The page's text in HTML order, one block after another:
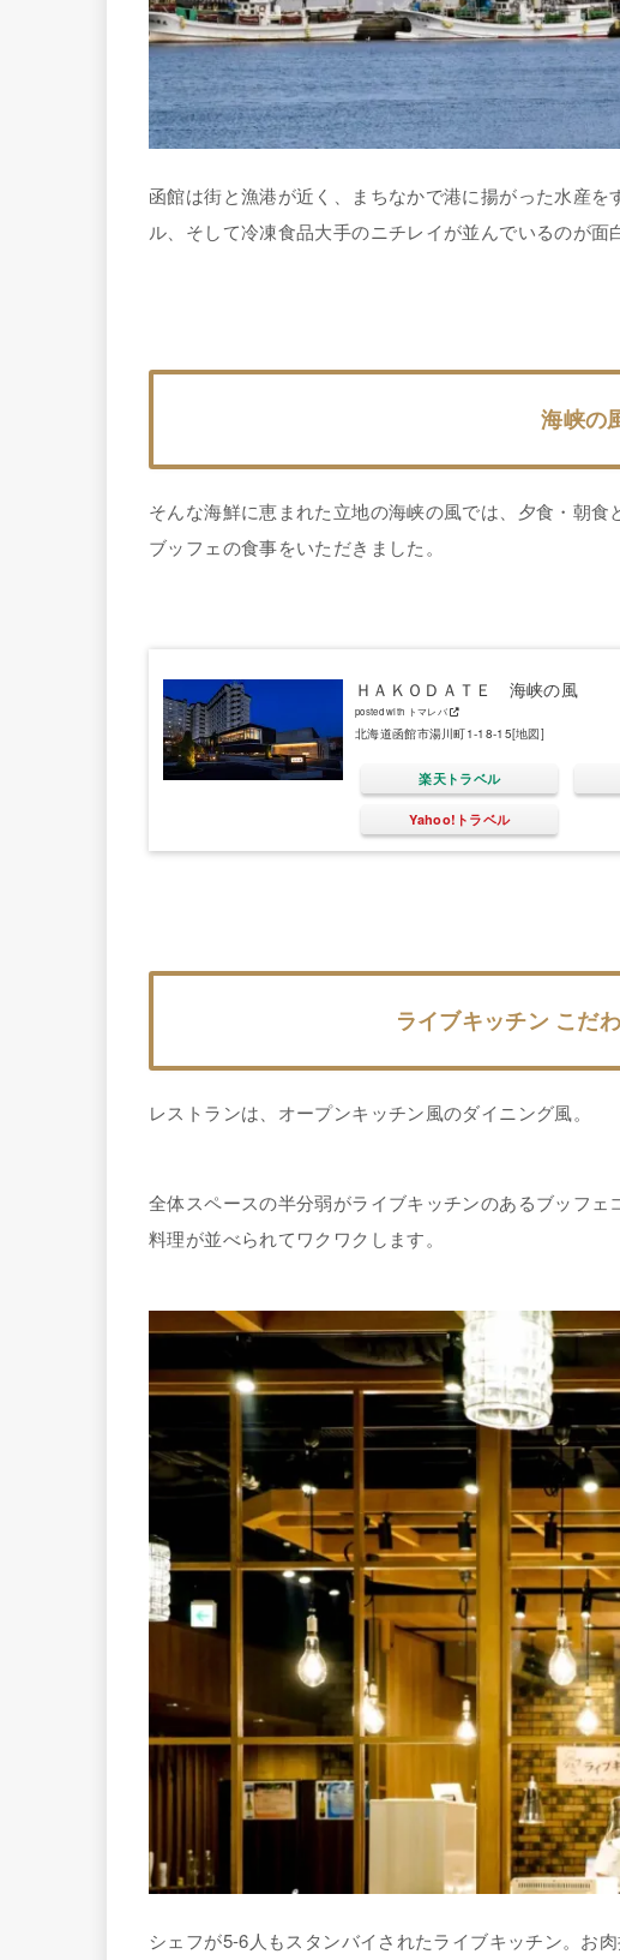
函館は街と漁港が近く、まちなかで港に揚がった水産
ル、そして冷凍食品大手のニチレイが並んでいるのが面
海峡の
そんな海鮮に恵まれた立地の海峡の風では、夕食・朝
ブッフェの食事をいただきました。
ＨＡＫＯＤＡＴＥ 海峡の風
posted with トマレバ
北海道函館市湯川町1-18-15[地図]
楽天トラベル
Yahoo!トラベル
ライブキッチン こだ
レストランは、オープンキッチン風のダイニング風。
全体スペースの半分弱がライブキッチンのあるブッフ
料理が並べられてワクワクします。
シェフが5-6人もスタンバイされたライブキッチン。お